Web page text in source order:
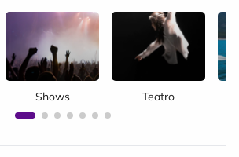
Shows Teatro